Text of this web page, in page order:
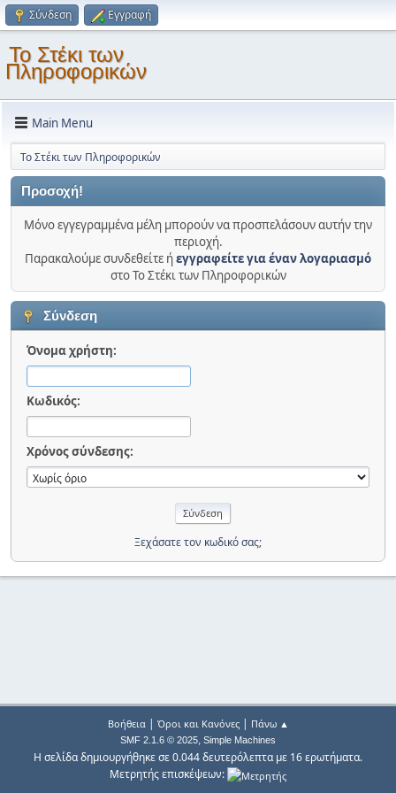
Σύνδεση Εγγραφή
Το Στέκι των
Πληροφορικών
Main Menu
Το Στέκι των Πληροφορικών
Προσοχή!
Μόνο εγγεγραμμένα μέλη μπορούν να προσπελάσουν αυτήν την
περιοχή.
Παρακαλούμε συνδεθείτε ήεγγραφείτε για έναν λογαριασμό
στο Το Στέκι των Πληροφορικών
Σύνδεση
Όνομα χρήστη:
Κωδικός:
Χρόνος σύνδεσης:
Ξεχάσατε τον κωδικό σας;
Βοήθεια| Όροι και Κανόνες| Πάνω ▲
SMF 2.1.6 © 2025, Simple Machines
Η σελίδα δημιουργήθηκε σε 0.044 δευτερόλεπτα με 16 ερωτήματα.
Μετρητής επισκέψεων: